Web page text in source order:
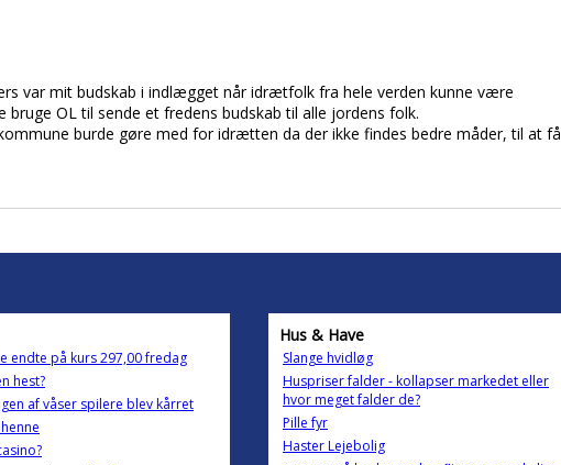
var mit budskab i indlægget når idrætfolk fra hele verden kunne være
OL til sende et fredens budskab til alle jordens folk.
burde gøre med for idrætten da der ikke findes bedre måder, til at få
endte på kurs 297,00 fredag
hest?
af våser spilere blev kårret
Hus & Have
Slange hvidløg
Huspriser falder - kollapser markedet eller
hvor meget falder de?
Pille fyr
Haster Lejebolig